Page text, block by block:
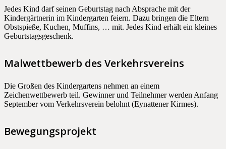
Jedes Kind darf seinen Geburtstag nach Absprache mit der
Kindergärtnerin im Kindergarten feiern. Dazu bringen die Eltern
Obstspieße, Kuchen, Muffins, … mit. Jedes Kind erhält ein kleines
Geburtstagsgeschenk.
Malwettbewerb des Verkehrsvereins
Die Großen des Kindergartens nehmen an einem
Zeichenwettbewerb teil. Gewinner und Teilnehmer werden Anfang
September vom Verkehrsverein belohnt (Eynattener Kirmes).
Bewegungsprojekt